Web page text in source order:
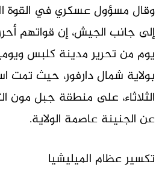
وقال مسؤول عسكري في القوة
إلى جانب الجيش، إن قواتهم
يوم من تحرير مدينة كلبس
بولاية شمال دارفور، حيث تمت
عن الجنينة عاصمة الولاية.
تكسير عظام الميليشيا